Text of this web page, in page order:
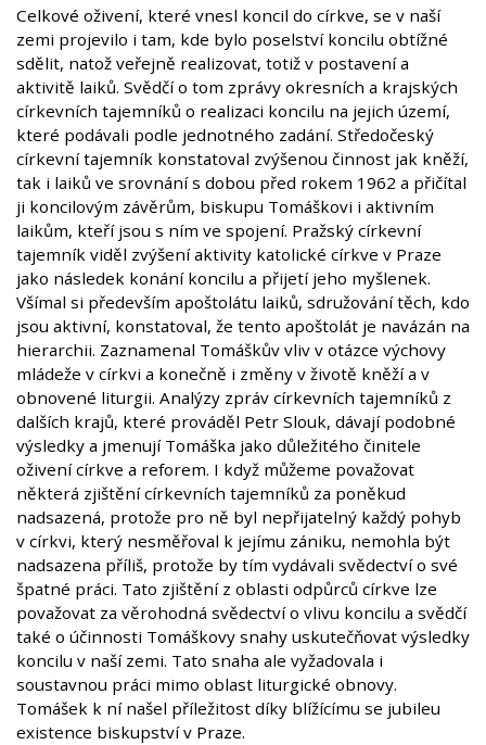
Celkové oživení, které vnesl koncil do církve, se v naší
zemi projevilo i tam, kde bylo poselství koncilu obtížné
sdělit, natož veřejně realizovat, totiž v postavení a
aktivitě laiků. Svědčí o tom zprávy okresních a krajských
církevních tajemníků o realizaci koncilu na jejich území,
které podávali podle jednotného zadání. Středočeský
církevní tajemník konstatoval zvýšenou činnost jak kněží,
tak i laiků ve srovnání s dobou před rokem 1962 a přičítal
ji koncilovým závěrům, biskupu Tomáškovi i aktivním
laikům, kteří jsou s ním ve spojení. Pražský církevní
tajemník viděl zvýšení aktivity katolické církve v Praze
jako následek konání koncilu a přijetí jeho myšlenek.
Všímal si především apoštolátu laiků, sdružování těch, kdo
jsou aktivní, konstatoval, že tento apoštolát je navázán na
hierarchii. Zaznamenal Tomáškův vliv v otázce výchovy
mládeže v církvi a konečně i změny v životě kněží a v
obnovené liturgii. Analýzy zpráv církevních tajemníků z
dalších krajů, které prováděl Petr Slouk, dávají podobné
výsledky a jmenují Tomáška jako důležitého činitele
oživení církve a reforem. I když můžeme považovat
některá zjištění církevních tajemníků za poněkud
nadsazená, protože pro ně byl nepřijatelný každý pohyb
v církvi, který nesměřoval k jejímu zániku, nemohla být
nadsazena příliš, protože by tím vydávali svědectví o své
špatné práci. Tato zjištění z oblasti odpůrců církve lze
považovat za věrohodná svědectví o vlivu koncilu a svědčí
také o účinnosti Tomáškovy snahy uskutečňovat výsledky
koncilu v naší zemi. Tato snaha ale vyžadovala i
soustavnou práci mimo oblast liturgické obnovy.
Tomášek k ní našel příležitost díky blížícímu se jubileu
existence biskupství v Praze.